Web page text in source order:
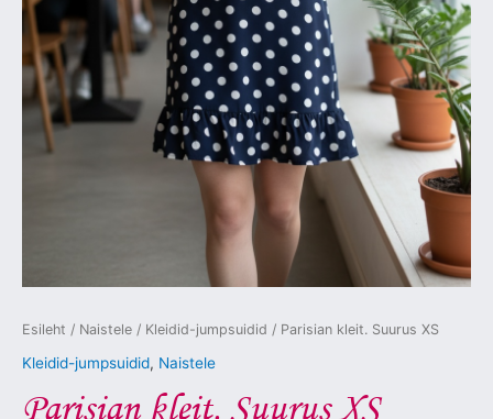
Esileht / Naistele / Kleidid-jumpsuidid / Parisian kleit. Suurus XS
Kleidid-jumpsuidid, Naistele
Parisian kleit. Suurus XS